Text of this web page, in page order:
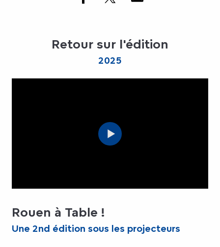
Retour sur l'édition
2025
Rouen à Table !
Une 2nd édition sous les projecteurs